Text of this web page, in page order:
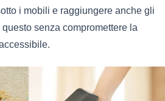
i mobili e raggiungere anche gli
senza compromettere la